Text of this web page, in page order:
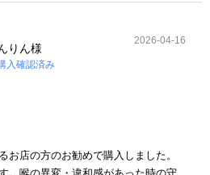
りん様
入確認済み
2026-04-16
お店の方のお勧めで購入しました。